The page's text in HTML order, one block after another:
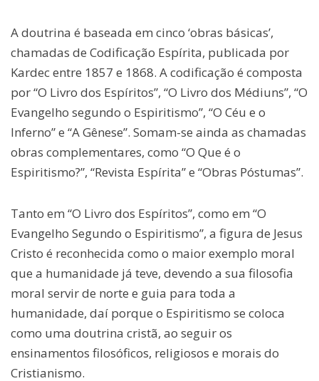
A doutrina é baseada em cinco ‘obras básicas’,
chamadas de Codificação Espírita, publicada por
Kardec entre 1857 e 1868. A codificação é composta
por “O Livro dos Espíritos”, “O Livro dos Médiuns”, “O
Evangelho segundo o Espiritismo”, “O Céu e o
Inferno” e “A Gênese”. Somam-se ainda as chamadas
obras complementares, como “O Que é o
Espiritismo?”, “Revista Espírita” e “Obras Póstumas”.
Tanto em “O Livro dos Espíritos”, como em “O
Evangelho Segundo o Espiritismo”, a figura de Jesus
Cristo é reconhecida como o maior exemplo moral
que a humanidade já teve, devendo a sua filosofia
moral servir de norte e guia para toda a
humanidade, daí porque o Espiritismo se coloca
como uma doutrina cristã, ao seguir os
ensinamentos filosóficos, religiosos e morais do
Cristianismo.